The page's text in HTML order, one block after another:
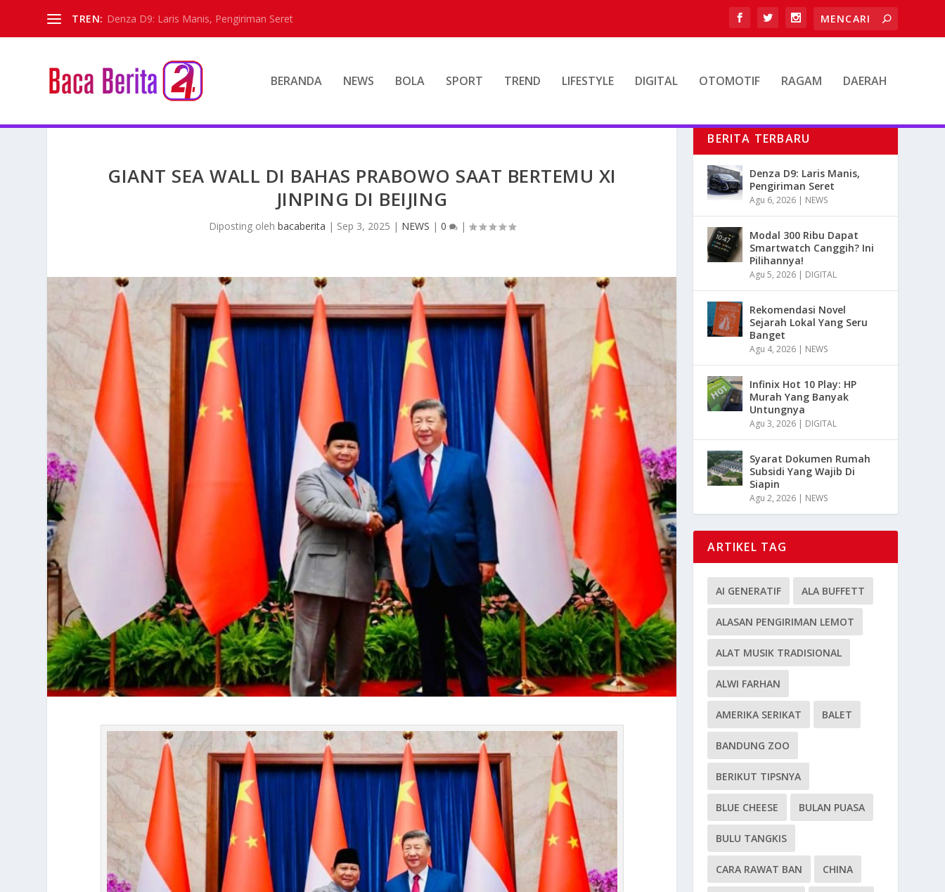
TREN: Denza D9: Laris Manis, Pengiriman Seret
BERANDA NEWS BOLA SPORT TREND LIFESTYLE DIGITAL OTOMOTIF RAGAM DAERAH
GIANT SEA WALL DI BAHAS PRABOWO SAAT BERTEMU XI
JINPING DI BEIJING
Diposting oleh bacaberita | Sep 3, 2025 | NEWS | 0 |
BERITA TERBARU
Denza D9: Laris Manis,
Pengiriman Seret
Agu 6, 2026 | NEWS
Modal 300 Ribu Dapat
Smartwatch Canggih? Ini
Pilihannya!
Agu 5, 2026 | DIGITAL
Rekomendasi Novel
Sejarah Lokal Yang Seru
Banget
Agu 4, 2026 | NEWS
Infinix Hot 10 Play: HP
Murah Yang Banyak
Untungnya
Agu 3, 2026 | DIGITAL
Syarat Dokumen Rumah
Subsidi Yang Wajib Di
Siapin
Agu 2, 2026 | NEWS
ARTIKEL TAG
AI GENERATIF ALA BUFFETT
ALASAN PENGIRIMAN LEMOT
ALAT MUSIK TRADISIONAL
ALWI FARHAN
AMERIKA SERIKAT BALET
BANDUNG ZOO
BERIKUT TIPSNYA
BLUE CHEESE BULAN PUASA
BULU TANGKIS
CARA RAWAT BAN CHINA